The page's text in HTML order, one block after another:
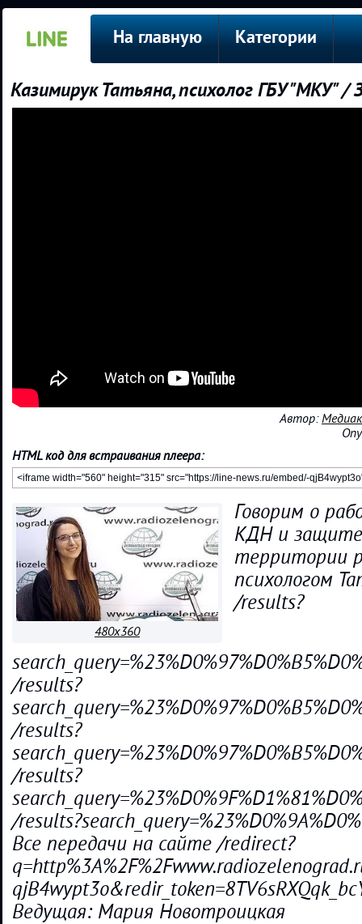
На главную Категории
Казимирук Татьяна, психолог ГБУ "МКУ" /
Автор:
HTML код для встраивания плеера:
480x360
Говорим о
КДН и защите
территории
психологом
/results?
/results?
/results?
/results?
/
Все передачи на сайте /redirect?
Ведущая: Мария Новотроицкая